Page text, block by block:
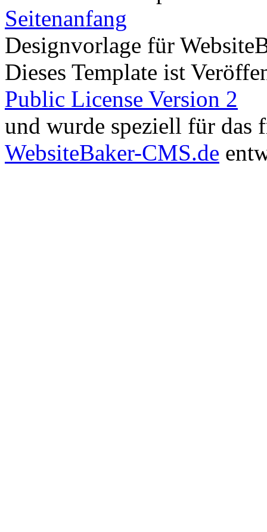
Seitenanfang
Designvorlage für
Dieses Template ist
Public License Version 2
und wurde speziell für das
WebsiteBaker-CMS.de